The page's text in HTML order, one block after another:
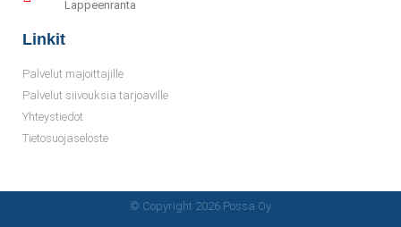
Lappeenranta
Linkit
Palvelut majoittajille
Palvelut siivouksia tarjoaville
Yhteystiedot
Tietosuojaseloste
© Copyright 2026 Possa Oy